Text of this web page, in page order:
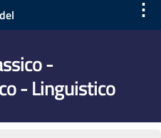
⋮
-
- Linguistico